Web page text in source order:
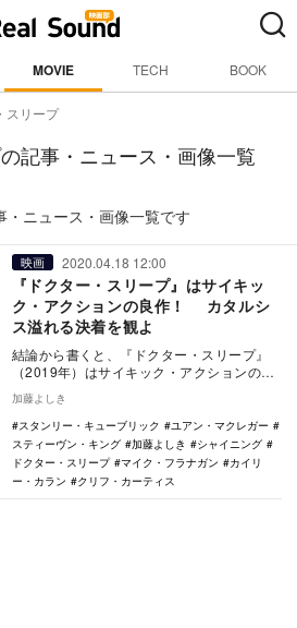
MOVIE TECH BOOK
スリープ
記事・ニュース・画像一覧
・ニュース・画像一覧です
映画 2020.04.18 12:00
『ドクター・スリープ』はサイキッ
ク・アクションの良作！ カタルシ
ス溢れる決着を観よ
結論から書くと、『ドクター・スリープ』
（2019年）はサイキック・アクションの良
作だ。そして『シャイニング』の40年越し
（！）の…
加藤よしき
スタンリー・キューブリック
ユアン・マクレガー
スティーヴン・キング
加藤よしき
シャイニング
ドクター・スリープ
マイク・フラナガン
カイリ
ー・カラン
クリフ・カーティス